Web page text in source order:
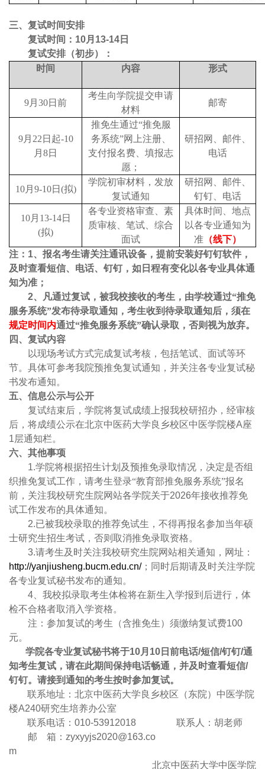
三、复试时间安排
复试时间： 10月 13-14 日
复试安排（初步）：
时间
内容 形式
9月30日前
考生向学院提交申请
材料
邮寄
9月22日起-10
月8日
推免生通过“推免服
务系统”网上注册、
支付报名费、 填报志
愿；
研招网、邮件、
电话
10月9-10日(拟)
学院初审材料，发放
复试通知
研招网、邮件、
钉钉、电话
10月13-14日
(拟)
各专业资格审查、素
质审核、笔试、综合
面试
具体时间、地点
以各专业通知为
准 （线下）
注： 1、报名考生请关注通讯设备，提前安装好钉钉软件，
及时查看短信、电话、钉钉，如日程有变化以各专业具体通
知为准；
2、凡通过复试，被我校接收的考生，由学校通过“推免
服务系统”发布待录取通知，考生收到待录取通知后，须在
规定时间内通过“推免服务系统”确认录取，否则视为放弃。
四、复试内容
以现场考试方式完成复试考核，包括笔试、面试等环
节。具体可参考我院预推免复试通知，并关注各专业复试秘
书发布通知。
五、 信息公示与公开
复试结束后，学院将复试成绩上报我校研招办，经审核
后，将成绩公示在北京中医药大学良乡校区中医学院楼A座
1层通知栏。
六、 其他事项
1.学院将根据招生计划及预推免录取情况，决定是否组
织推免复试工作，请考生登录“教育部推免服务系统”报名
前，关注我校研究生院网站各学院关于2026年接收推荐免
试工作发布的具体通知。
2.已被我校录取的推荐免试生，不得再报名参加当年硕
士研究生招生考试，否则取消推免录取资格。
3.请考生及时关注我校研究生院网站相关通知，网址：
http://yanjiusheng.bucm.edu.cn/；同时后期请及时关注学院
各专业复试秘书发布的通知。
4 、我校拟录取考生体检将在新生入学报到后进行，体
检不合格者取消入学资格。
注：参加复试的考生（含推免生）须缴纳复试费100
元。
学院各专业复试秘书将于10月 10 日前电话/短信/钉钉/通
知考生复试，请在此期间保持电话畅通，并及时查看短信/
钉钉。请接到通知的考生按时参加复试。
联系地址：北京中医药大学良乡校区（东院）中医学院
楼A240研究生培养办公室
联系电话： 010-53912018 联系人：胡老师
邮
箱： zyxyyjs2020@163.co
m
北京中医药大学中医学院